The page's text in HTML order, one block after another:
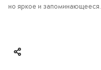
но яркое и запоминающееся.